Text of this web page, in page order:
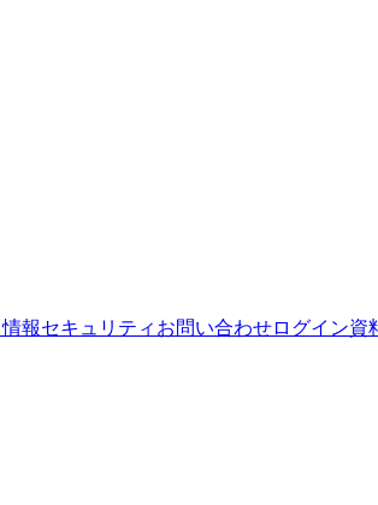
報セキュリティ お問い合わせログイン資